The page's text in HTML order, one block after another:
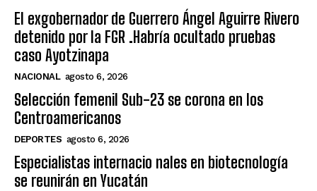
El exgobernador de Guerrero Ángel Aguirre Rivero
detenido por la FGR .Habría ocultado pruebas
caso Ayotzinapa
NACIONAL agosto 6, 2026
Selección femenil Sub-23 se corona en los
Centroamericanos
DEPORTES agosto 6, 2026
Especialistas internacio nales en biotecnología
se reunirán en Yucatán